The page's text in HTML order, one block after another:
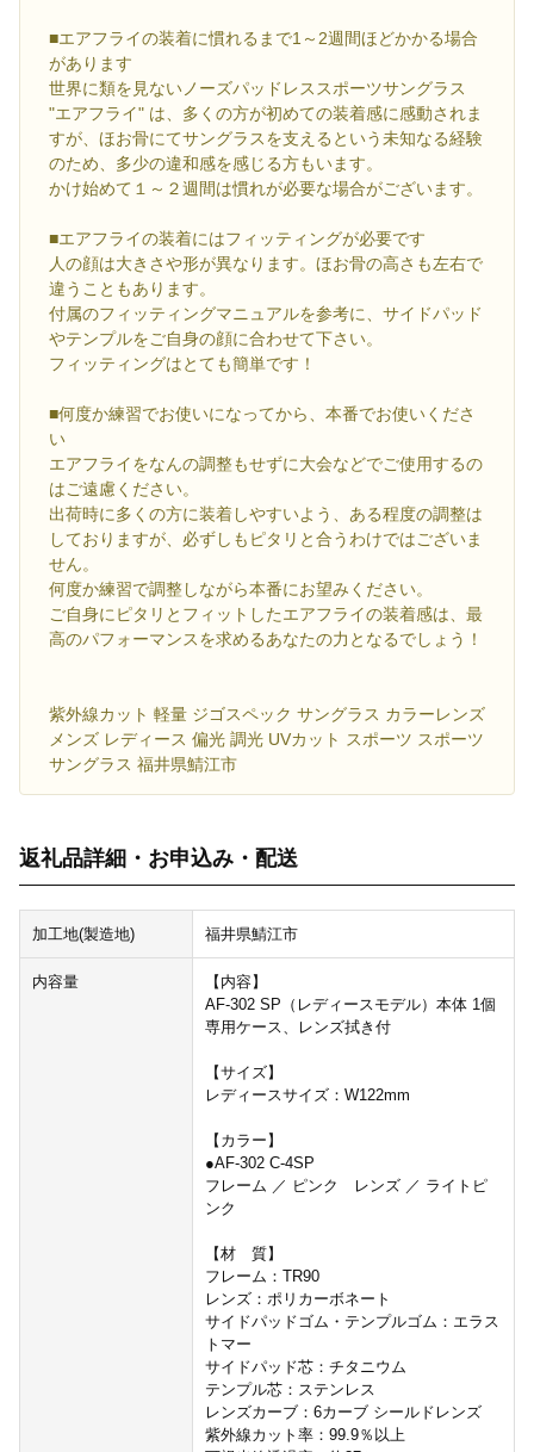
■エアフライの装着に慣れるまで1～2週間ほどかかる場合
があります
世界に類を見ないノーズパッドレススポーツサングラス
"エアフライ" は、多くの方が初めての装着感に感動されま
すが、ほお骨にてサングラスを支えるという未知なる経験
のため、多少の違和感を感じる方もいます。
かけ始めて１～２週間は慣れが必要な場合がございます。
■エアフライの装着にはフィッティングが必要です
人の顔は大きさや形が異なります。ほお骨の高さも左右で
違うこともあります。
付属のフィッティングマニュアルを参考に、サイドパッド
やテンプルをご自身の顔に合わせて下さい。
フィッティングはとても簡単です！
■何度か練習でお使いになってから、本番でお使いくださ
い
エアフライをなんの調整もせずに大会などでご使用するの
はご遠慮ください。
出荷時に多くの方に装着しやすいよう、ある程度の調整は
しておりますが、必ずしもピタリと合うわけではございま
せん。
何度か練習で調整しながら本番にお望みください。
ご自身にピタリとフィットしたエアフライの装着感は、最
高のパフォーマンスを求めるあなたの力となるでしょう！
紫外線カット 軽量 ジゴスペック サングラス カラーレンズ
メンズ レディース 偏光 調光 UVカット スポーツ スポーツ
サングラス 福井県鯖江市
返礼品詳細・お申込み・配送
加工地(製造地) 福井県鯖江市
内容量
【内容】
AF-302 SP（レディースモデル）本体 1個
専用ケース、レンズ拭き付
【サイズ】
レディースサイズ：W122mm
【カラー】
●AF-302 C-4SP
フレーム ／ ピンク レンズ ／ ライトピ
ンク
【材 質】
フレーム：TR90
レンズ：ポリカーボネート
サイドパッドゴム・テンプルゴム：エラス
トマー
サイドパッド芯：チタニウム
テンプル芯：ステンレス
レンズカーブ：6カーブ シールドレンズ
紫外線カット率：99.9％以上